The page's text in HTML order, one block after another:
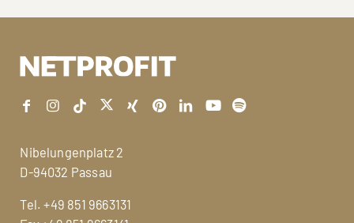
Nibelungenplatz 2
D-94032 Passau
Tel.+49 851 9663131